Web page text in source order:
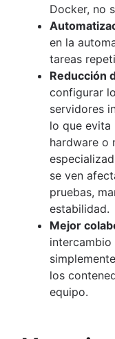
Docker, no
en la
tareas
Reducción
configurar
servidores
lo que evita
hardware o
se ven
pruebas,
estabilidad.
Mejor
intercambio
los
equipo.